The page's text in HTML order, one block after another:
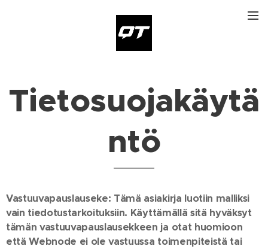
Tietosuojakäytä
ntö
Vastuuvapauslauseke: Tämä asiakirja luotiin malliksi
vain tiedotustarkoituksiin. Käyttämällä sitä hyväksyt
tämän vastuuvapauslausekkeen ja otat huomioon
että Webnode ei ole vastuussa toimenpiteistä tai